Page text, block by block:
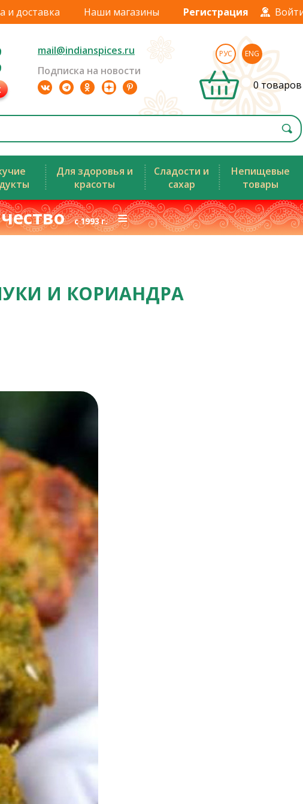
и доставка Наши магазины Регистрация
mail@indianspices.ru
Подписка на новости
РУС ENG
0 товаров
Для здоровья и
красоты
Сладости и
сахар
Непищевые
товары
с 1993 г.≡
И КОРИАНДРА